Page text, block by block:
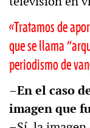
«Tratamos de
que se llama
periodismo de
–En el caso
imagen que